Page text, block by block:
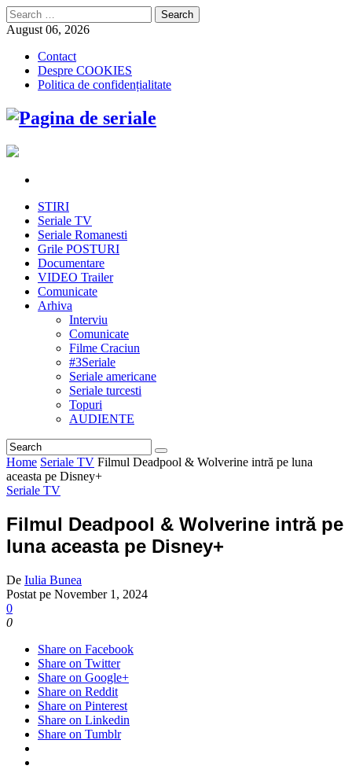
Search
for:
August 06, 2026
Contact
Despre COOKIES
Politica de confidențialitate
STIRI
Seriale TV
Seriale Romanesti
Grile POSTURI
Documentare
VIDEO Trailer
Comunicate
Arhiva
Interviu
Comunicate
Filme Craciun
#3Seriale
Seriale americane
Seriale turcesti
Topuri
AUDIENTE
Home Seriale TV Filmul Deadpool & Wolverine intră pe luna
aceasta pe Disney+
Seriale TV
Filmul Deadpool & Wolverine intră pe
luna aceasta pe Disney+
De Iulia Bunea
Postat pe November 1, 2024
0
0
Share on Facebook
Share on Twitter
Share on Google+
Share on Reddit
Share on Pinterest
Share on Linkedin
Share on Tumblr